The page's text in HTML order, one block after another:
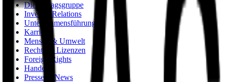
Die Verlagsgruppe
Investor Relations
Unternehmensführung
Karriere
Mensch & Umwelt
Rechte & Lizenzen
Foreign Rights
Handel
Presse & News